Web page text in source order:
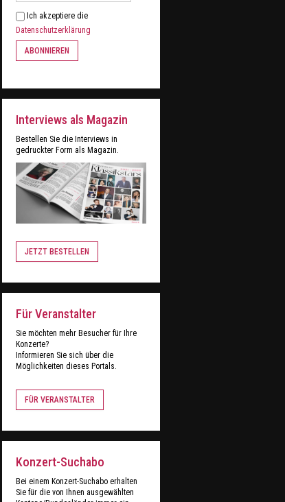
Ich akzeptiere die
Datenschutzerklärung
ABONNIEREN
Interviews als Magazin
Bestellen Sie die Interviews in
gedruckter Form als Magazin.
JETZT BESTELLEN
Für Veranstalter
Sie möchten mehr Besucher für Ihre
Konzerte?
Informieren Sie sich über die
Möglichkeiten dieses Portals.
FÜR VERANSTALTER
Konzert-Suchabo
Bei einem Konzert-Suchabo erhalten
Sie für die von Ihnen ausgewählten